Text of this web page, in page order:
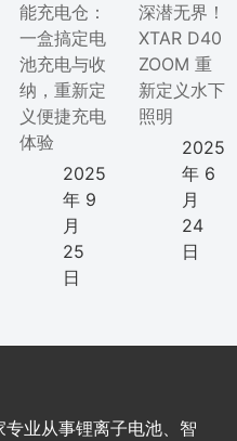
能充电仓：
一盒搞定电
池充电与收
纳，重新定
义便捷充电
体验
2025
年 9
月
25
日
深潜无界！
XTAR D40
ZOOM 重
新定义水下
照明
2025
年 6
月
24
日
业从事锂离子电池、智